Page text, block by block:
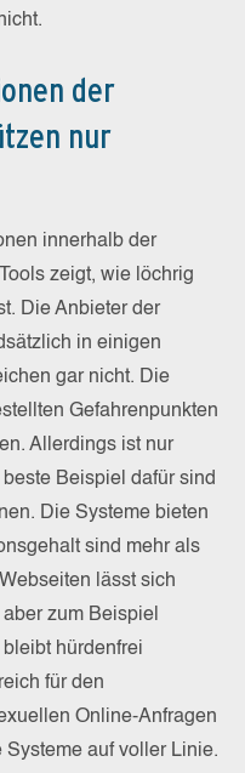
der
nur
innerhalb der
zeigt, wie löchrig
Die Anbieter der
in einigen
gar nicht. Die
Gefahrenpunkten
Allerdings ist nur
Beispiel dafür sind
Die Systeme bieten
sind mehr als
lässt sich
zum Beispiel
hürdenfrei
für den
Online-Anfragen
auf voller Linie.